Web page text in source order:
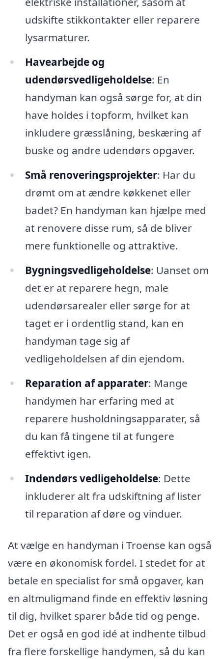
udskifte stikkontakter eller reparere
lysarmaturer.
Havearbejde og
udendørsvedligeholdelse: En
handyman kan også sørge for, at din
have holdes i topform, hvilket kan
inkludere græsslåning, beskæring af
buske og andre udendørs opgaver.
Små renoveringsprojekter: Har du
drømt om at ændre køkkenet eller
badet? En handyman kan hjælpe med
at renovere disse rum, så de bliver
mere funktionelle og attraktive.
Bygningsvedligeholdelse: Uanset om
det er at reparere hegn, male
udendørsarealer eller sørge for at
taget er i ordentlig stand, kan en
handyman tage sig af
vedligeholdelsen af din ejendom.
Reparation af apparater: Mange
handymen har erfaring med at
reparere husholdningsapparater, så
du kan få tingene til at fungere
effektivt igen.
Indendørs vedligeholdelse: Dette
inkluderer alt fra udskiftning af lister
til reparation af døre og vinduer.
At vælge en handyman i Troense kan også
være en økonomisk fordel. I stedet for at
betale en specialist for små opgaver, kan
en altmuligmand finde en effektiv løsning
til dig, hvilket sparer både tid og penge.
Det er også en god idé at indhente tilbud
fra flere forskellige handymen, så du kan